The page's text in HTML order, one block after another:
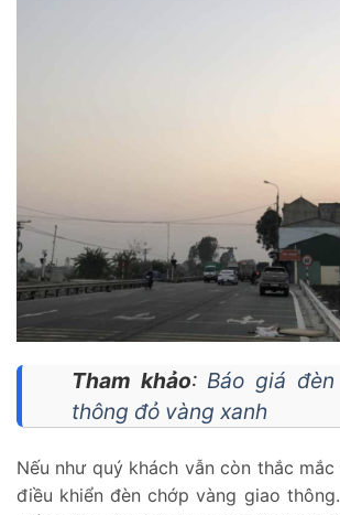
Tham khảo: Báo giá
thông đỏ vàng xanh
Nếu như quý khách vẫn còn thắc
điều khiển đèn chớp vàng giao